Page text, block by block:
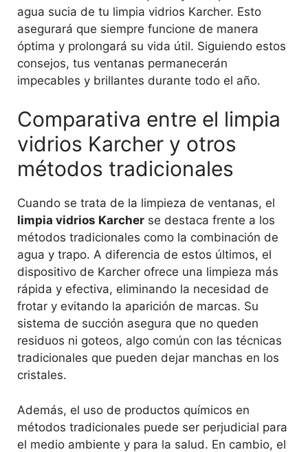
agua sucia de tu limpia vidrios Karcher. Esto
asegurará que siempre funcione de manera
óptima y prolongará su vida útil. Siguiendo estos
consejos, tus ventanas permanecerán
impecables y brillantes durante todo el año.
Comparativa entre el limpia
vidrios Karcher y otros
métodos tradicionales
Cuando se trata de la limpieza de ventanas, el
limpia vidrios Karcher se destaca frente a los
métodos tradicionales como la combinación de
agua y trapo. A diferencia de estos últimos, el
dispositivo de Karcher ofrece una limpieza más
rápida y efectiva, eliminando la necesidad de
frotar y evitando la aparición de marcas. Su
sistema de succión asegura que no queden
residuos ni goteos, algo común con las técnicas
tradicionales que pueden dejar manchas en los
cristales.
Además, el uso de productos químicos en
métodos tradicionales puede ser perjudicial para
el medio ambiente y para la salud. En cambio, el